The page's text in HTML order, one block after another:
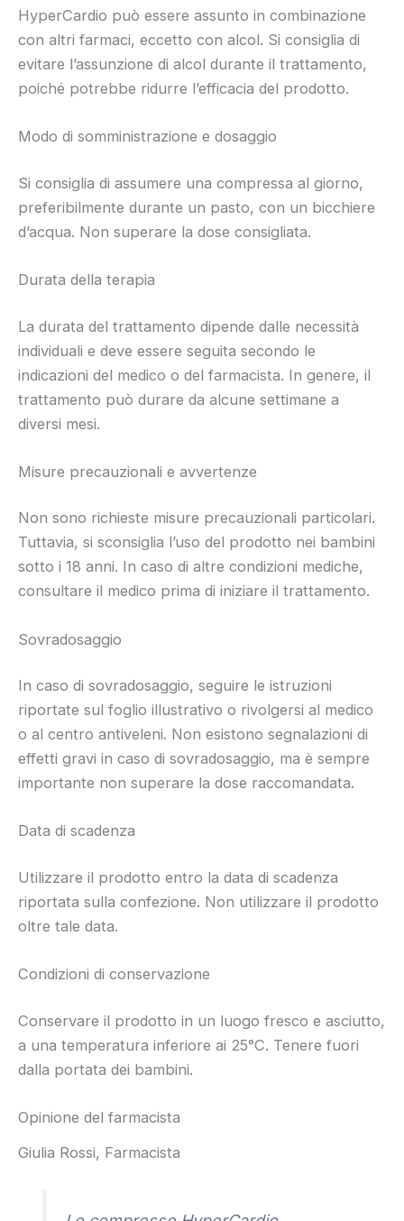
HyperCardio può essere assunto in combinazione
con altri farmaci, eccetto con alcol. Si consiglia di
evitare l’assunzione di alcol durante il trattamento,
poiché potrebbe ridurre l’efficacia del prodotto.
Modo di somministrazione e dosaggio
Si consiglia di assumere una compressa al giorno,
preferibilmente durante un pasto, con un bicchiere
d’acqua. Non superare la dose consigliata.
Durata della terapia
La durata del trattamento dipende dalle necessità
individuali e deve essere seguita secondo le
indicazioni del medico o del farmacista. In genere, il
trattamento può durare da alcune settimane a
diversi mesi.
Misure precauzionali e avvertenze
Non sono richieste misure precauzionali particolari.
Tuttavia, si sconsiglia l’uso del prodotto nei bambini
sotto i 18 anni. In caso di altre condizioni mediche,
consultare il medico prima di iniziare il trattamento.
Sovradosaggio
In caso di sovradosaggio, seguire le istruzioni
riportate sul foglio illustrativo o rivolgersi al medico
o al centro antiveleni. Non esistono segnalazioni di
effetti gravi in caso di sovradosaggio, ma è sempre
importante non superare la dose raccomandata.
Data di scadenza
Utilizzare il prodotto entro la data di scadenza
riportata sulla confezione. Non utilizzare il prodotto
oltre tale data.
Condizioni di conservazione
Conservare il prodotto in un luogo fresco e asciutto,
a una temperatura inferiore ai 25°C. Tenere fuori
dalla portata dei bambini.
Opinione del farmacista
Giulia Rossi, Farmacista